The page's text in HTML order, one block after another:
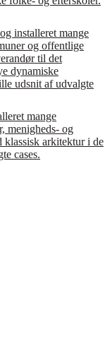
installeret mange
og offentlige
til det
dynamiske
udsnit af udvalgte
mange
menigheds- og
klassisk arkitektur i de
cases.